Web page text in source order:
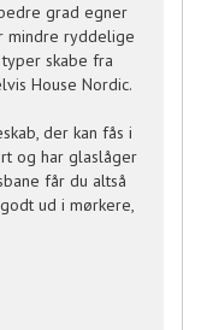
grad egner
mindre ryddelige
skabe fra
House Nordic.
der kan fås i
og har glaslåger
får du altså
ud i mørkere,